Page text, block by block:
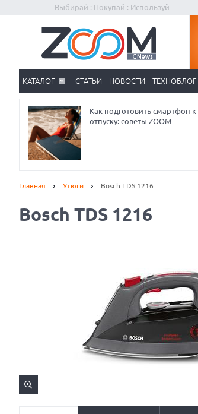
Выбирай : Покупай : Используй
КАТАЛОГ СТАТЬИ НОВОСТИ ТЕХНОБЛОГ
Как подготовить смартфон к
отпуску: советы ZOOM
Главная Утюги Bosch TDS 1216
Bosch TDS 1216